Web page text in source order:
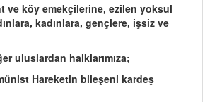
ve köy emekçilerine, ezilen yoksul
kadınlara, gençlere, işsiz ve
uluslardan halklarımıza;
Hareketin bileşeni kardeş